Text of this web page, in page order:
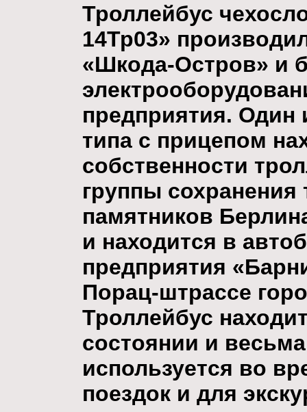
Троллейбус
14Тр03»
«Шкода-Остров» и
предприятия. Один
типа с прицепом
собственности
группы сохранения
памятников
и находится в
предприятия
Порац-штрассе
Троллейбус
состоянии и
используется во
поездок и для